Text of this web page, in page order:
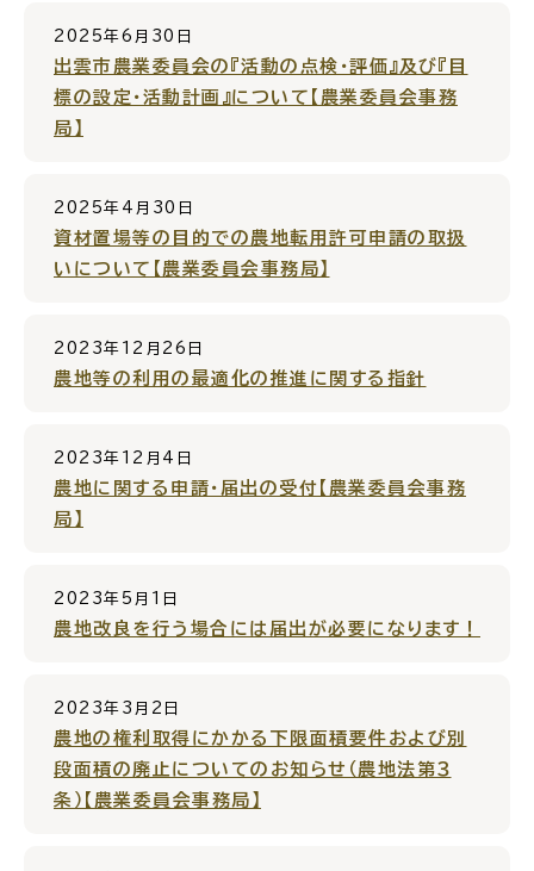
ごみ・リサイクル
公共施設
2025年6月30日
出雲市農業委員会の『活動の点検・評価』及び『目
標の設定・活動計画』について【農業委員会事務
局】
2025年4月30日
資材置場等の目的での農地転用許可申請の取扱
いについて【農業委員会事務局】
2023年12月26日
農地等の利用の最適化の推進に関する指針
2023年12月4日
農地に関する申請・届出の受付【農業委員会事務
局】
2023年5月1日
農地改良を行う場合には届出が必要になります！
2023年3月2日
農地の権利取得にかかる下限面積要件および別
段面積の廃止についてのお知らせ（農地法第３
条）【農業委員会事務局】